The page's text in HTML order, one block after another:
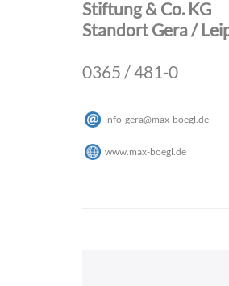
Stiftung & Co. KG
Standort Gera /
0365 / 481-0
info-gera@max-boegl.de
www.max-boegl.de